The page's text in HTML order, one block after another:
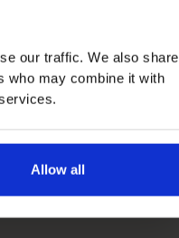
our traffic. We also share
who may combine it with
Allow all